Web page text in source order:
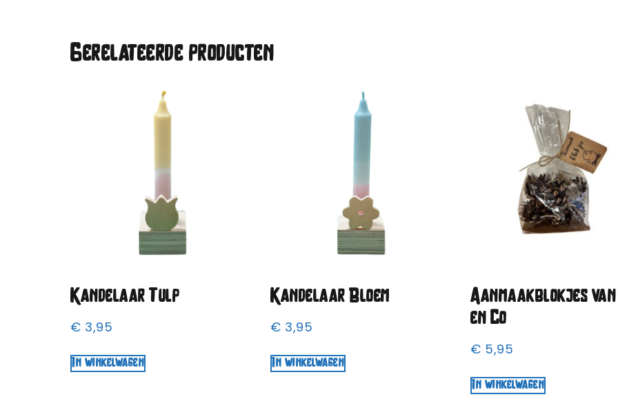
Gerelateerde producten
Kandelaar Tulp
€ 3,95
In winkelwagen
Kandelaar Bloem
€ 3,95
In winkelwagen
Aanmaakblokjes van
en Co
€ 5,95
In winkelwagen